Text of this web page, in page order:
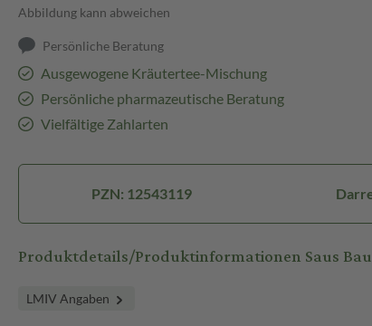
Abbildung kann abweichen
Persönliche Beratung
Ausgewogene Kräutertee-Mischung
Persönliche pharmazeutische Beratung
Vielfältige Zahlarten
PZN: 12543119
Produktdetails/Produktinformationen Saus
LMIV Angaben